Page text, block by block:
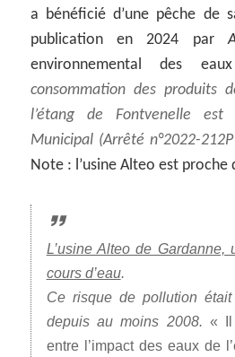
a bénéficié d’une pêche de
publication en 2024 par
environnemental des
consommation des produits
l’étang de Fontvenelle
Municipal (Arrêté n°2022-
Note : l’usine Alteo est proche
L’usine Alteo de
cours d’eau.
Ce risque de pollution
depuis au moins 2008.«
entre l’impact des eaux de